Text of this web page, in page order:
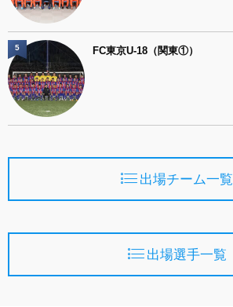
FC東京U-18（関東①）
5
出場チーム一覧
出場選手一覧